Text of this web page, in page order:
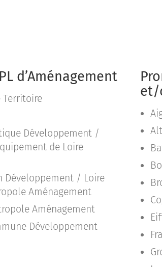
d’Aménagement
Territoire
Développement /
de Loire
Développement / Loire
Aménagement
Aménagement
Développement
et/